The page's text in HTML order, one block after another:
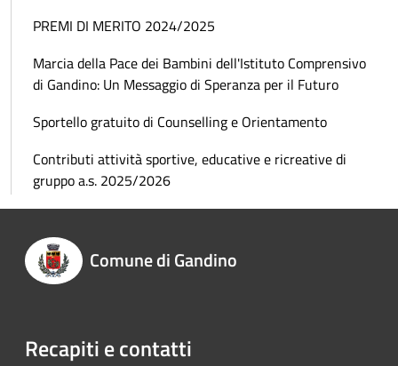
PREMI DI MERITO 2024/2025
Marcia della Pace dei Bambini dell'Istituto Comprensivo
di Gandino: Un Messaggio di Speranza per il Futuro
Sportello gratuito di Counselling e Orientamento
Contributi attività sportive, educative e ricreative di
gruppo a.s. 2025/2026
Comune di Gandino
Recapiti e contatti